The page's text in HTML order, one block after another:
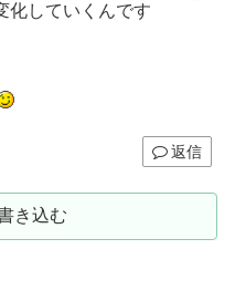
化していくんです
返信
き込む